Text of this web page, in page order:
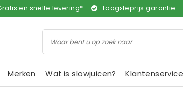
en snelle levering* Laagsteprijs garantie
Merken Wat is slowjuicen? Klantenservice